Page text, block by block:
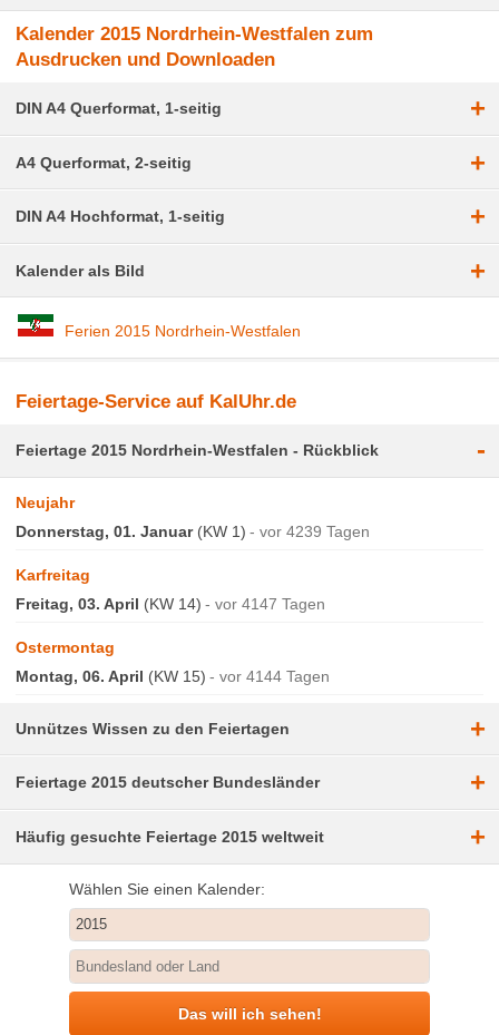
Kalender 2015 Nordrhein-Westfalen zum
Ausdrucken und Downloaden
DIN A4 Querformat, 1-seitig +
A4 Querformat, 2-seitig +
DIN A4 Hochformat, 1-seitig +
Kalender als Bild +
Ferien 2015 Nordrhein-Westfalen
Feiertage-Service auf KalUhr.de
Feiertage 2015 Nordrhein-Westfalen - Rückblick -
Neujahr
Donnerstag, 01. Januar(KW 1) vor 4239 Tagen
Karfreitag
Freitag, 03. April (KW 14) vor 4147 Tagen
Ostermontag
Montag, 06. April (KW 15) vor 4144 Tagen
Unnützes Wissen zu den Feiertagen +
Feiertage 2015 deutscher Bundesländer +
Häufig gesuchte Feiertage 2015 weltweit +
Wählen Sie einen Kalender:
Das will ich sehen!